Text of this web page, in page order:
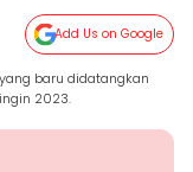
Add Us on Google
baru didatangkan
2023.